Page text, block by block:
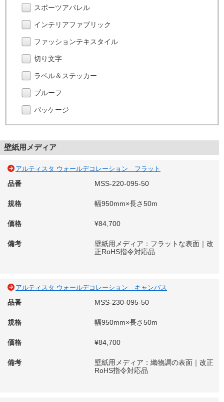
スポーツアパレル
インテリアファブリック
ファッションテキスタイル
切り文字
ラベル＆ステッカー
プルーフ
パッケージ
壁紙用メディア
アルティスタ ウォールデコレーション フラット
品番 MSS-220-095-50
規格 幅950mm×長さ50m
価格 ¥84,700
備考
壁紙用メディア：フラットな表面｜改
正RoHS指令対応品
アルティスタ ウォールデコレーション キャンバス
品番 MSS-230-095-50
規格 幅950mm×長さ50m
価格 ¥84,700
備考
壁紙用メディア：織物調の表面｜改正
RoHS指令対応品